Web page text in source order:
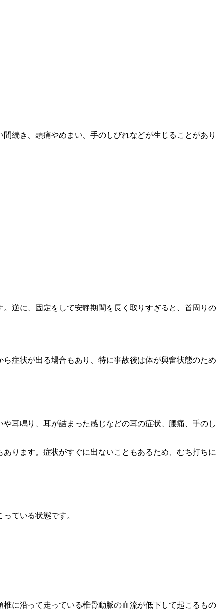
続き、頭痛やめまい、手のしびれなどが生じることがあり
逆に、固定をして安静期間を長く取りすぎると、首周りの
症状が出る場合もあり、特に事故後は体が興奮状態のため
耳鳴り、耳が詰まった感じなどの耳の症状、腰痛、手のし
ります。症状がすぐに出ないこともあるため、むち打ちに
ている状態です。
に沿って走っている椎骨動脈の血流が低下して起こるもの